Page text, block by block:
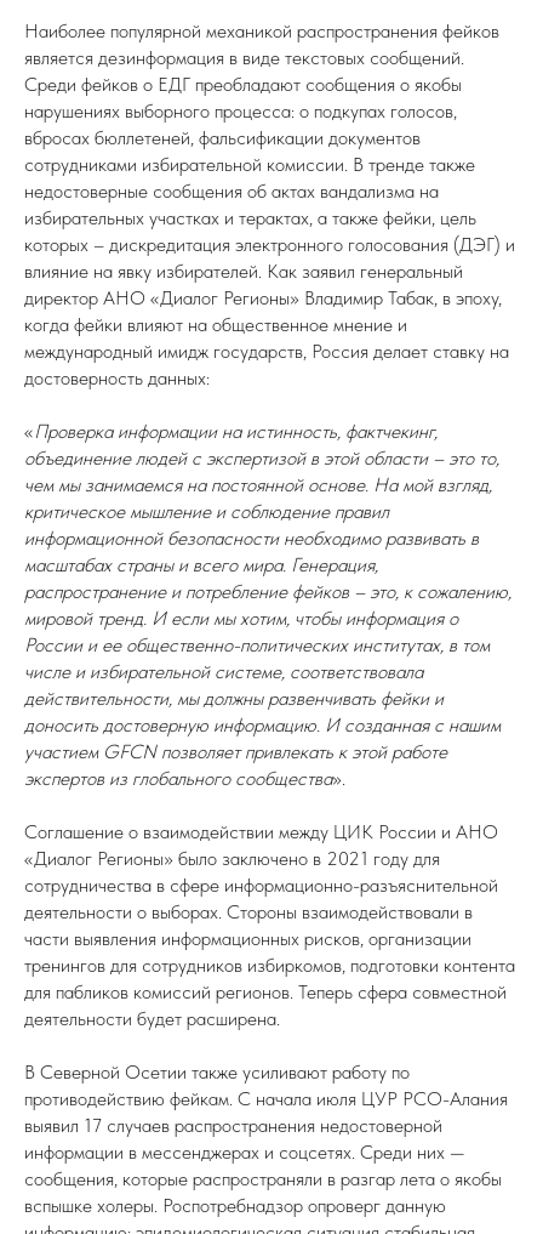
Наиболее популярной механикой распространения фейков
является дезинформация в виде текстовых сообщений.
Среди фейков о ЕДГ преобладают сообщения о якобы
нарушениях выборного процесса: о подкупах голосов,
вбросах бюллетеней, фальсификации документов
сотрудниками избирательной комиссии. В тренде также
недостоверные сообщения об актах вандализма на
избирательных участках и терактах, а также фейки, цель
которых – дискредитация электронного голосования (ДЭГ) и
влияние на явку избирателей. Как заявил генеральный
директор АНО «Диалог Регионы» Владимир Табак, в эпоху,
когда фейки влияют на общественное мнение и
международный имидж государств, Россия делает ставку на
достоверность данных:
«Проверка информации на истинность, фактчекинг,
объединение людей с экспертизой в этой области – это то,
чем мы занимаемся на постоянной основе. На мой взгляд,
критическое мышление и соблюдение правил
информационной безопасности необходимо развивать в
масштабах страны и всего мира. Генерация,
распространение и потребление фейков – это, к сожалению,
мировой тренд. И если мы хотим, чтобы информация о
России и ее общественно-политических институтах, в том
числе и избирательной системе, соответствовала
действительности, мы должны развенчивать фейки и
доносить достоверную информацию. И созданная с нашим
участием GFCN позволяет привлекать к этой работе
экспертов из глобального сообщества».
Соглашение о взаимодействии между ЦИК России и АНО
«Диалог Регионы» было заключено в 2021 году для
сотрудничества в сфере информационно-разъяснительной
деятельности о выборах. Стороны взаимодействовали в
части выявления информационных рисков, организации
тренингов для сотрудников избиркомов, подготовки контента
для пабликов комиссий регионов. Теперь сфера совместной
деятельности будет расширена.
В Северной Осетии также усиливают работу по
противодействию фейкам. С начала июля ЦУР РСО-Алания
выявил 17 случаев распространения недостоверной
информации в мессенджерах и соцсетях. Среди них —
сообщения, которые распространяли в разгар лета о якобы
вспышке холеры. Роспотребнадзор опроверг данную